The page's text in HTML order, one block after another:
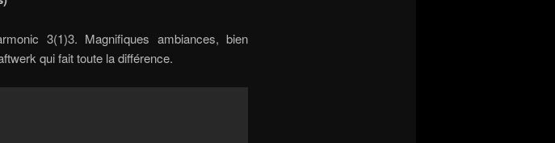
3(1)3. Magnifiques ambiances, bien
qui fait toute la différence.